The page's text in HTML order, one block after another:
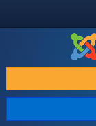
DOWNLOAD &
ONTDEK & LEER
COMMUNITY &